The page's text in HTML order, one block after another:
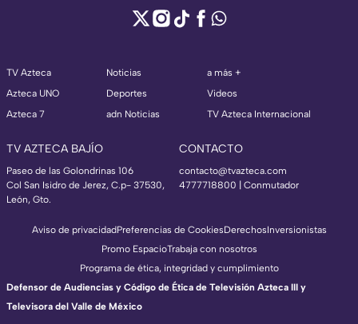
TV Azteca
Azteca UNO
Azteca 7
Noticias
Deportes
adn Noticias
a más +
Videos
TV Azteca Internacional
TV AZTECA BAJÍO
Paseo de las Golondrinas 106
Col San Isidro de Jerez, C.p- 37530,
León, Gto.
CONTACTO
contacto@tvazteca.com
4777718800 | Conmutador
Aviso de privacidadPreferencias de CookiesDerechosInversionistas
Promo EspacioTrabaja con nosotros
Programa de ética, integridad y cumplimiento
Defensor de Audiencias y Código de Ética de Televisión Azteca III y
Televisora del Valle de México